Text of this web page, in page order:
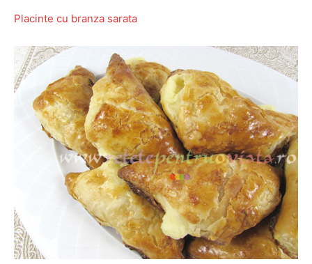
Placinte cu branza sarata